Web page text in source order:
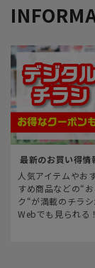
最新のお買い得情
人気アイテムやお
すめ商品などの“お
ク“が満載のチラ
Webでも見られる！